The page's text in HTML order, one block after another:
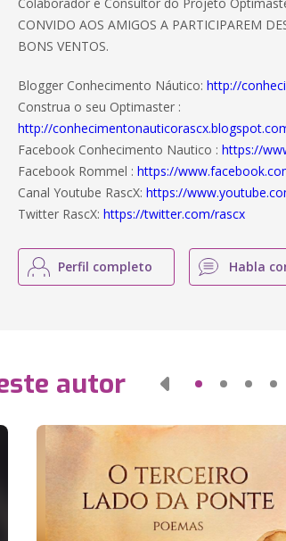
CONVIDO AOS AMIGOS A PARTICIPAREM
BONS VENTOS.
Blogger Conhecimento Náutico:http://
Construa o seu Optimaster :
http://
Facebook Conhecimento Nautico :https://
Facebook Rommel :https://
Canal Youtube RascX:https://
Twitter RascX:https://twitter.com/rascx
Perfil completo Habla
autor